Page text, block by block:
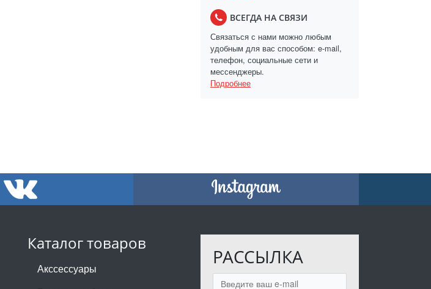
ВСЕГДА НА СВЯЗИ
Связаться с нами можно любым
удобным для вас способом: e-mail,
телефон, социальные сети и
мессенджеры.
Подробнее
Каталог товаров
Акссессуары
РАССЫЛКА